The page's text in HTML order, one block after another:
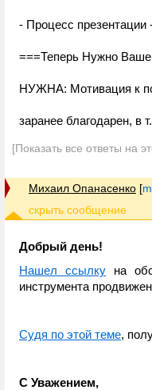
- Процесс презентации
===Теперь Нужно Ваше
НУЖНА: Мотивация к
заранее благодарен, в
[Показать все ответы на
Михаил Опанасенко [
Добрый день!
Нашел ссылку на
инструмента
Судя по этой теме,
С Уважением,